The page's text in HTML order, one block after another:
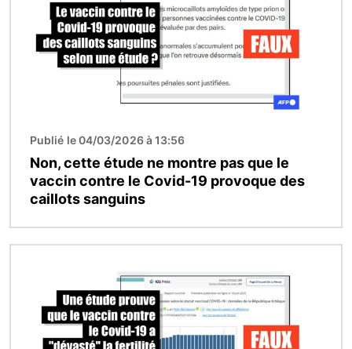
Publié le 04/03/2026 à 13:56
Non, cette étude ne montre pas que le
vaccin contre le Covid-19 provoque des
caillots sanguins